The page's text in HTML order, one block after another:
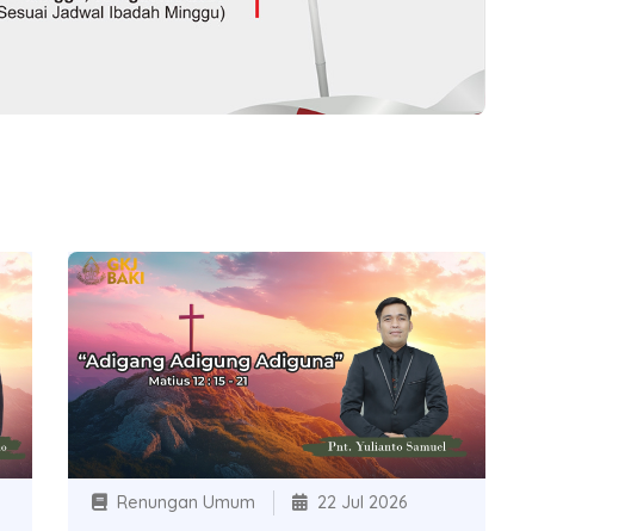
Renungan Umum 22 Jul 2026